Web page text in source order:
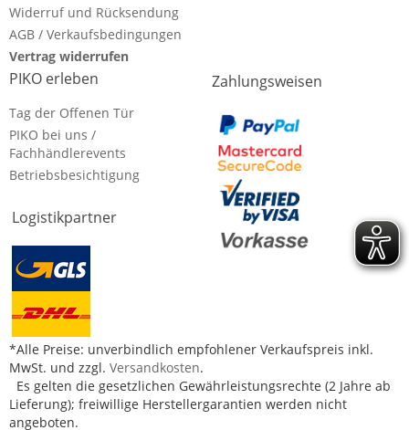
Widerruf und Rücksendung
AGB / Verkaufsbedingungen
Vertrag widerrufen
PIKO erleben
Tag der Offenen Tür
PIKO bei uns /
Fachhändlerevents
Betriebsbesichtigung
Logistikpartner
Zahlungsweisen
*Alle Preise: unverbindlich empfohlener Verkaufspreis inkl.
MwSt. und zzgl. Versandkosten.
Es gelten die gesetzlichen Gewährleistungsrechte (2 Jahre ab
Lieferung); freiwillige Herstellergarantien werden nicht
angeboten.